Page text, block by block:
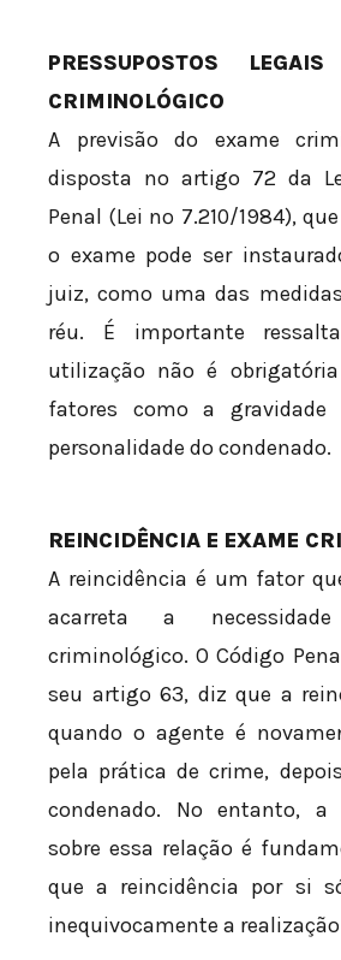
PRESSUPOSTOS
CRIMINOLÓGICO
A previsão do exame
disposta no artigo 72 da
Penal (Lei nº 7.210/1984),
o exame pode ser
juiz, como uma das
réu. É importante
utilização não é
fatores como a
personalidade do condenado.
REINCIDÊNCIA E EXAME
A reincidência é um fator
acarreta a
criminológico. O Código
seu artigo 63, diz que a
quando o agente é
pela prática de crime,
condenado. No entanto, a
sobre essa relação é
que a reincidência por si
inequivocamente a